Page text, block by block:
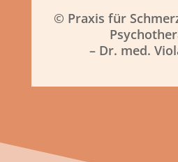
© Praxis für
– Dr. med.